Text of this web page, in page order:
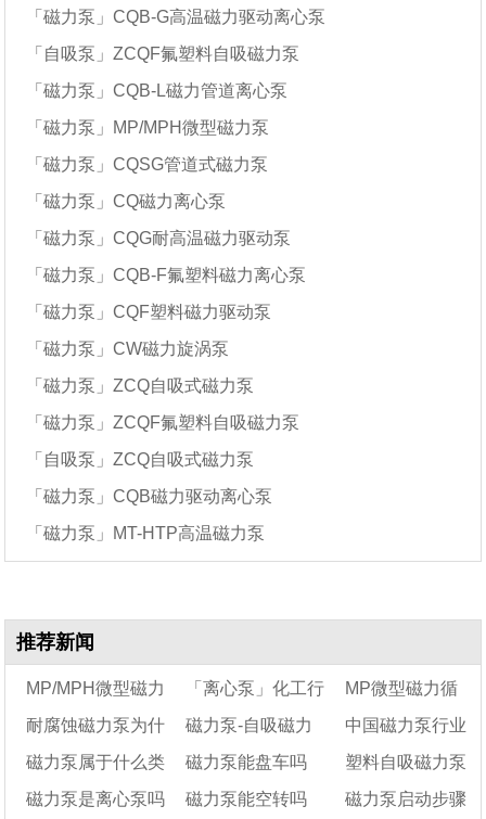
「磁力泵」CQB-G高温磁力驱动离心泵
「自吸泵」ZCQF氟塑料自吸磁力泵
「磁力泵」CQB-L磁力管道离心泵
「磁力泵」MP/MPH微型磁力泵
「磁力泵」CQSG管道式磁力泵
「磁力泵」CQ磁力离心泵
「磁力泵」CQG耐高温磁力驱动泵
「磁力泵」CQB-F氟塑料磁力离心泵
「磁力泵」CQF塑料磁力驱动泵
「磁力泵」CW磁力旋涡泵
「磁力泵」ZCQ自吸式磁力泵
「磁力泵」ZCQF氟塑料自吸磁力泵
「自吸泵」ZCQ自吸式磁力泵
「磁力泵」CQB磁力驱动离心泵
「磁力泵」MT-HTP高温磁力泵
推荐新闻
MP/MPH微型磁力
泵规格型号(性能参
数)及用途介绍
「离心泵」化工行
业常见的三种离心泵
的选型方法
MP微型磁力循
环泵的适用领域有
哪些?
耐腐蚀磁力泵为什
么可以耐腐蚀
磁力泵-自吸磁力
泵-不锈钢磁力泵
中国磁力泵行业
十大排名
磁力泵属于什么类
型的泵
磁力泵能盘车吗 塑料自吸磁力泵
怎么防止进气?
磁力泵是离心泵吗 磁力泵能空转吗 磁力泵启动步骤